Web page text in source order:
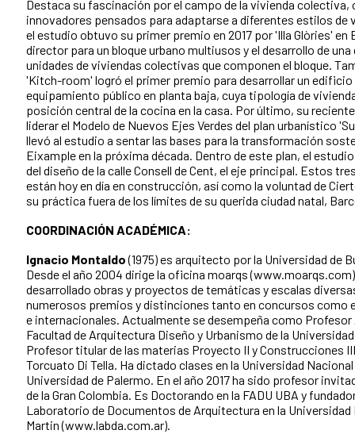
Destaca su fascinación por el campo de la vivienda colectiva,
innovadores pensados para adaptarse a diferentes estilos de
el estudio obtuvo su primer premio en 2017 por 'Illa Glòries' en
director para un bloque urbano multiusos y el desarrollo de
unidades de viviendas colectivas que componen el bloque.
'Kitch-room' logró el primer premio para desarrollar un edificio
equipamiento público en planta baja, cuya tipología de
posición central de la cocina en la casa. Por último, su
liderar el Modelo de Nuevos Ejes Verdes del plan urbanístico
llevó al estudio a sentar las bases para la transformación
Eixample en la próxima década. Dentro de este plan, el
del diseño de la calle Consell de Cent, el eje principal. Estos
están hoy en día en construcción, así como la voluntad de
su práctica fuera de los límites de su querida ciudad natal,
COORDINACIÓN ACADÉMICA:
Ignacio Montaldo(1975) es arquitecto por la Universidad de
Desde el año 2004 dirige la oficina moarqs
desarrollado obras y proyectos de temáticas y escalas
numerosos premios y distinciones tanto en concursos como
e internacionales. Actualmente se desempeña como Profesor
Facultad de Arquitectura Diseño y Urbanismo de la
Profesor titular de las materias Proyecto II y Construcciones
Torcuato Di Tella. Ha dictado clases en la Universidad Nacional
Universidad de Palermo. En el año 2017 ha sido profesor
de la Gran Colombia. Es Doctorando en la FADU UBA y
Laboratorio de Documentos de Arquitectura en la Universidad
Martin (www.labda.com.ar).